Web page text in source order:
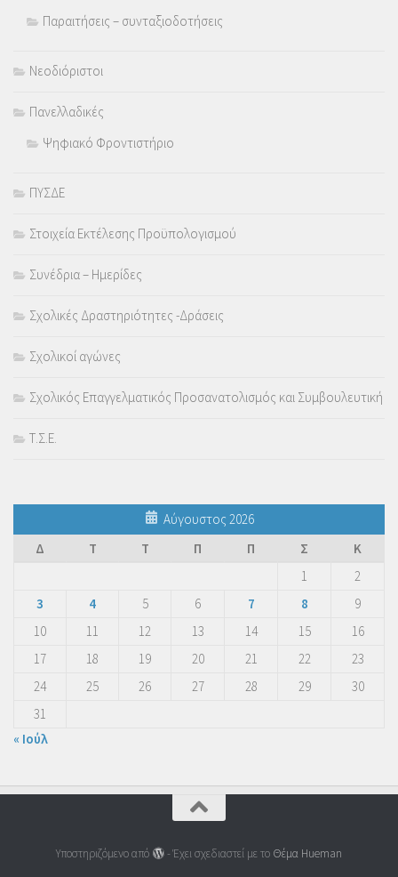
Παραιτήσεις – συνταξιοδοτήσεις
Νεοδιόριστοι
Πανελλαδικές
Ψηφιακό Φροντιστήριο
ΠΥΣΔΕ
Στοιχεία Εκτέλεσης Προϋπολογισμού
Συνέδρια – Ημερίδες
Σχολικές Δραστηριότητες -Δράσεις
Σχολικοί αγώνες
Σχολικός Επαγγελματικός Προσανατολισμός και Συμβουλευτική
Τ.Σ.Ε.
Αύγουστος 2026
Δ
Τ Τ Π Π Σ
Κ
1
2
3
4 5 6 7 8
9
10
11 12 13 14 15
16
17
18 19 20 21 22
23
24
25 26 27 28 29
30
31
« Ιούλ
Υποστηριζόμενο από - Έχει σχεδιαστεί με το Θέμα Ηueman